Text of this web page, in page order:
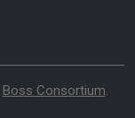
Boss Consortium.